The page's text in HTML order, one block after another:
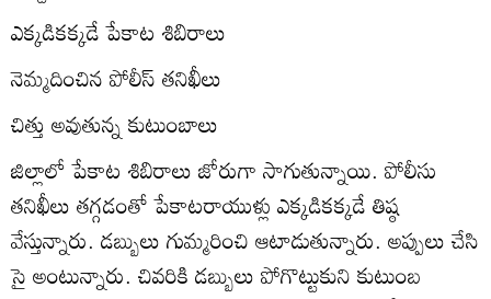
ఎక్కడికక్కడే పేకాట శిబిరాలు
నెమ్మదించిన పోలీస్‌ తనిఖీలు
చిత్తు అవుతున్న కుటుంబాలు
జిల్లాలో పేకాట శిబిరాలు జోరుగా సాగుతున్నాయి. పోలీసు
తనిఖీలు తగ్గడంతో పేకాటరాయుళ్లు ఎక్కడికక్కడే తిష్ఠ
వేస్తున్నారు. డబ్బులు గుమ్మరించి ఆటాడుతున్నారు. అప్పులు చేసి
సై అంటున్నారు. చివరికి డబ్బులు పోగొట్టుకుని కుటుంబ